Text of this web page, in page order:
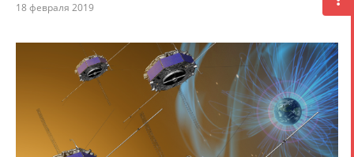
18 февраля 2019